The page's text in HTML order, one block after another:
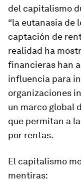
del capitalismo
“la eutanasia de
captación de
realidad ha
financieras han
influencia para
organizaciones
un marco global
que permitan a
por rentas.
El capitalismo
mentiras: